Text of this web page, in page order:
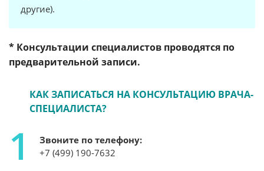
другие).
* Консультации специалистов проводятся по
предварительной записи.
КАК ЗАПИСАТЬСЯ НА КОНСУЛЬТАЦИЮ ВРАЧА-
СПЕЦИАЛИСТА?
1
Звоните по телефону:
+7 (499) 190-7632